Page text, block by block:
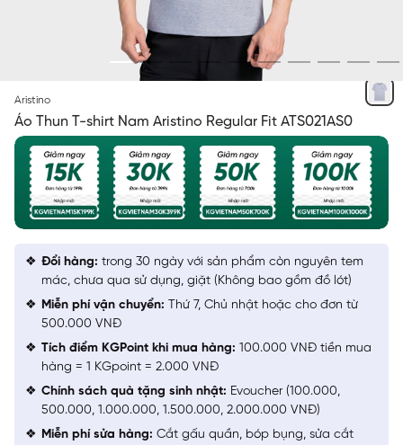
Aristino
Áo Thun T-shirt Nam Aristino Regular Fit ATS021AS0
Đổi hàng: trong 30 ngày với sản phẩm còn nguyên tem
mác, chưa qua sử dụng, giặt (Không bao gồm đồ lót)
Miễn phí vận chuyển: Thứ 7, Chủ nhật hoặc cho đơn từ
500.000 VNĐ
Tích điểm KGPoint khi mua hàng: 100.000 VNĐ tiền mua
hàng = 1 KGpoint = 2.000 VNĐ
Chính sách quà tặng sinh nhật: Evoucher (100.000,
500.000, 1.000.000, 1.500.000, 2.000.000 VNĐ)
Miễn phí sửa hàng: Cắt gấu quần, bóp bụng, sửa cắt